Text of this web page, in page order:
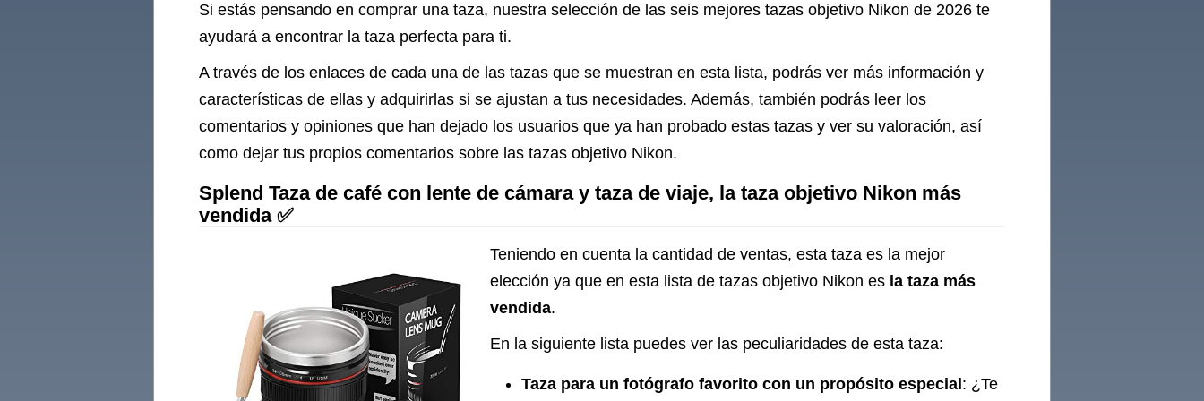
Si estás pensando en comprar una taza, nuestra selección de las seis mejores tazas objetivo Nikon de 2026 te
ayudará a encontrar la taza perfecta para ti.
A través de los enlaces de cada una de las tazas que se muestran en esta lista, podrás ver más información y
características de ellas y adquirirlas si se ajustan a tus necesidades. Además, también podrás leer los
comentarios y opiniones que han dejado los usuarios que ya han probado estas tazas y ver su valoración, así
como dejar tus propios comentarios sobre las tazas objetivo Nikon.
Splend Taza de café con lente de cámara y taza de viaje, la taza objetivo Nikon más
vendida ✅
Teniendo en cuenta la cantidad de ventas, esta taza es la mejor
elección ya que en esta lista de tazas objetivo Nikon es la taza más
vendida.
En la siguiente lista puedes ver las peculiaridades de esta taza:
Taza para un fotógrafo favorito con un propósito especial : ¿Te